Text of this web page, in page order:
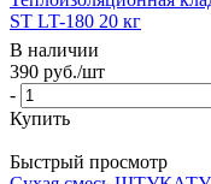
ST LT-180 20 кг
В наличии
390 руб./шт
-
Купить
Быстрый просмотр